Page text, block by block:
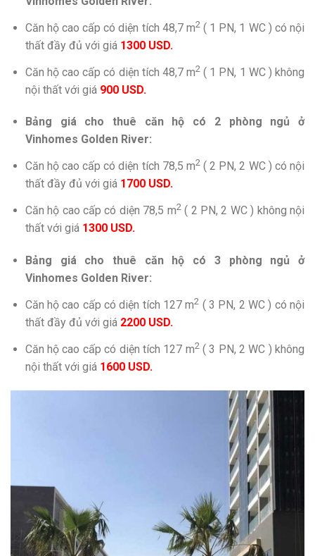
Căn hộ cao cấp có diện tích 48,7 m2( 1 PN, 1 WC ) có nội
thất đầy đủ với giá 1300 USD.
Căn hộ cao cấp có diện tích 48,7 m2( 1 PN, 1 WC ) không
nội thất với giá900 USD.
Bảng giá cho thuê căn hộ có 2 phòng ngủ ở
Vinhomes Golden River:
Căn hộ cao cấp có diện tích 78,5 m2( 2 PN, 2 WC ) có nội
thất đầy đủ với giá 1700 USD.
Căn hộ cao cấp có diện 78,5 m2( 2 PN, 2 WC ) không nội
thất với giá 1300 USD.
Bảng giá cho thuê căn hộ có 3 phòng ngủ ở
Vinhomes Golden River:
Căn hộ cao cấp có diện tích 127 m2 ( 3 PN, 2 WC ) có nội
thất đầy đủ với giá2200 USD.
Căn hộ cao cấp có diện tích 127 m2( 3 PN, 2 WC ) không
nội thất với giá 1600 USD.